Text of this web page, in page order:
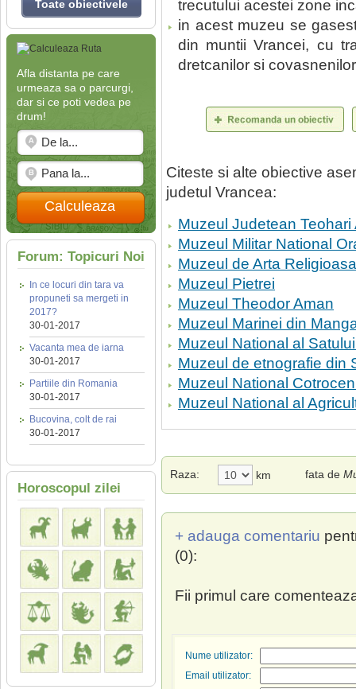
Toate obiectivele
Afla distanta pe care
urmeaza sa o parcurgi,
dar si ce poti vedea pe
drum!
Calculeaza
Forum: Topicuri Noi
In ce locuri din tara va
propuneti sa mergeti in
2017?
30-01-2017
Vacanta mea de iarna
30-01-2017
Partiile din Romania
30-01-2017
Bucovina, colt de rai
30-01-2017
Horoscopul zilei
trecutului acestei zone
in acest muzeu se
din muntii Vrancei, cu
dretcanilor si
Citeste si alte obiective
judetul Vrancea:
Muzeul Judetean
Muzeul Militar National
Muzeul de Arta
Muzeul Pietrei
Muzeul Theodor Aman
Muzeul Marinei din
Muzeul National al
Muzeul de etnografie din
Muzeul National
Muzeul National al
Raza: km fata de
+ adauga comentariu
(0):
Fii primul care
Nume utilizator:
Email utilizator: